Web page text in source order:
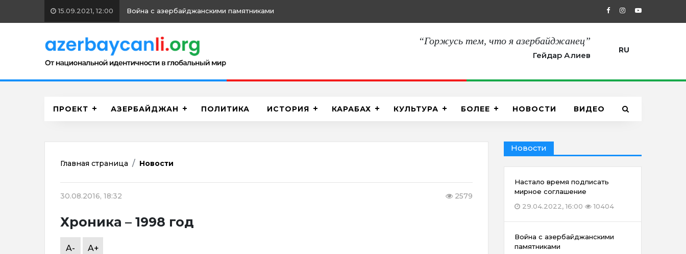
15.09.2021, 12:00 Война с азербайджанскими памятниками 27.08.2021, 12:00 “Сегодня мы
“Горжусь тем, что я азербайджанец”
Гейдар Алиев
RU
ПРОЕКТ АЗЕРБАЙДЖАН ПОЛИТИКА ИСТОРИЯ КАРАБАХ КУЛЬТУРА БОЛЕЕ НОВОСТИ ВИДЕО
Главная страница Новости
30.08.2016, 18:32 2579
Хроника – 1998 год
A- A+
Новости
Настало время подписать
мирное соглашение
29.04.2022, 16:00
10404
Война с азербайджанскими
памятниками